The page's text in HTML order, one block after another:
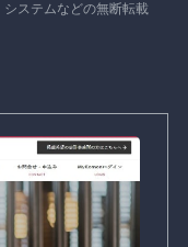
ステムなどの無断転載